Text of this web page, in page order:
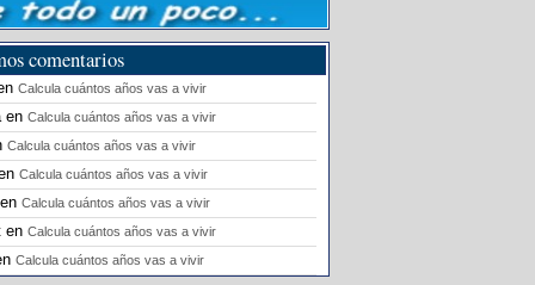
comentarios
Calcula cuántos años vas a vivir
en Calcula cuántos años vas a vivir
Calcula cuántos años vas a vivir
Calcula cuántos años vas a vivir
Calcula cuántos años vas a vivir
en Calcula cuántos años vas a vivir
Calcula cuántos años vas a vivir